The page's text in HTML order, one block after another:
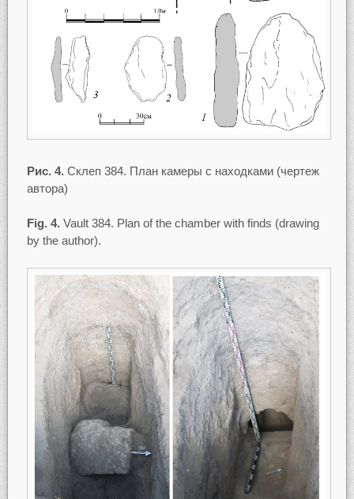
Рис. 4.Склеп 384. План камеры с находками (чертеж
автора)
Fig. 4.Vault 384. Plan of the chamber with finds (drawing
by the author).